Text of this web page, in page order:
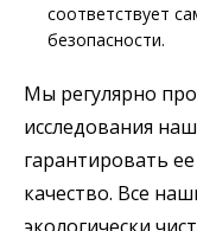
соответствует
безопасности.
Мы регулярно
исследования
гарантировать
качество. Все